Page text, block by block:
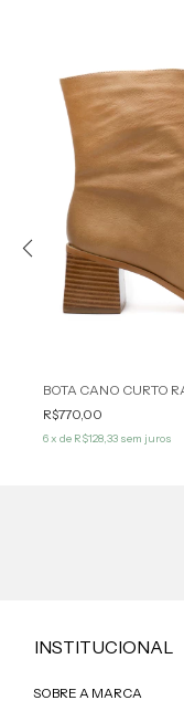
R$770,00
6 x de R$128,33 sem juros
INSTITUCIONAL
SOBRE A MARCA